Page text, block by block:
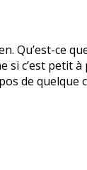
Qu’est-ce
si c’est petit à
de quelque